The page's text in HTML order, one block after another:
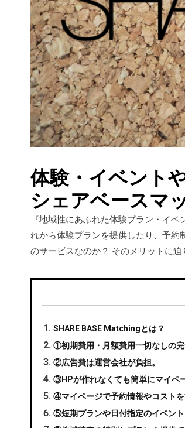
体験・イベント
シェアベースマ
『地域性にあふれた体験プラン・イベ
れから体験プランを提供したり、予約
のサービスなのか？ そのメリットに迫
SHARE BASE Matchingとは？
①初期費用・月額費用一切なしの完
②広告費は運営会社が負担。
③HPが作れなくても簡単にマイペ
④マイページで予約情報やコストを
⑤短期プランや日付指定のイベント